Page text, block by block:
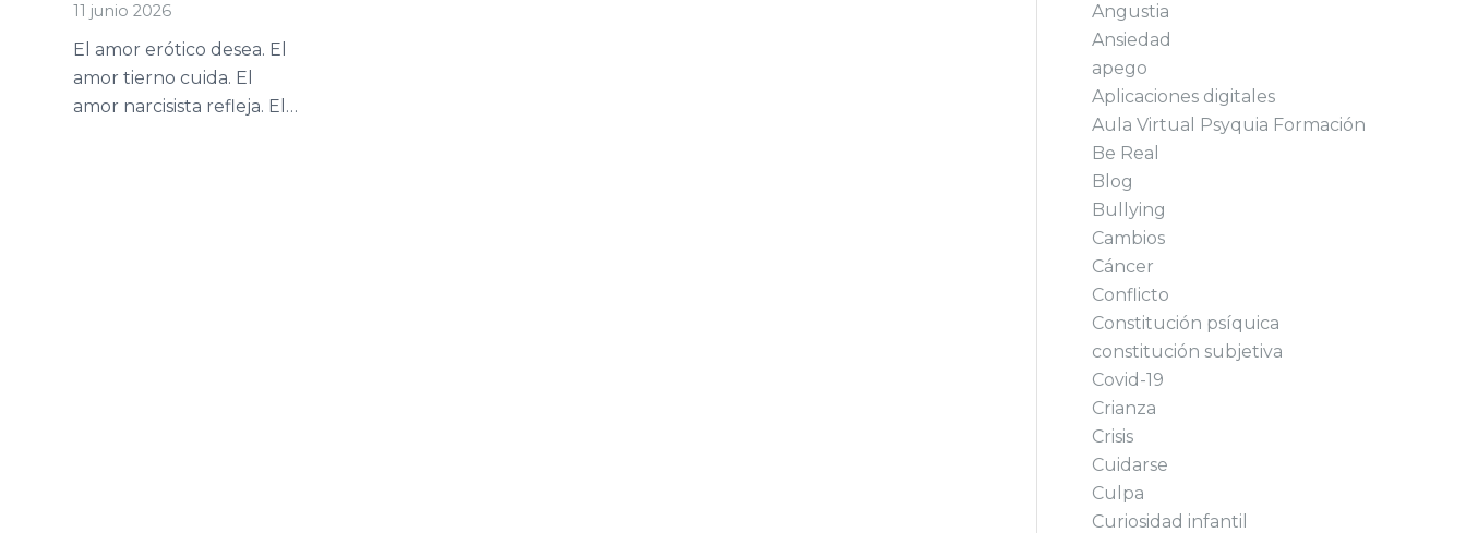
11 junio 2026
El amor erótico desea. El
amor tierno cuida. El
amor narcisista refleja. El…
Angustia
Ansiedad
apego
Aplicaciones digitales
Aula Virtual Psyquia Formación
Be Real
Blog
Bullying
Cambios
Cáncer
Conflicto
Constitución psíquica
constitución subjetiva
Covid-19
Crianza
Crisis
Cuidarse
Culpa
Curiosidad infantil